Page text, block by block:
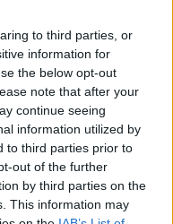
to third parties, or
information for
the below opt-out
note that after your
continue seeing
information utilized by
to third parties prior to
out of the further
by third parties on the
This information may
”Ei mitään